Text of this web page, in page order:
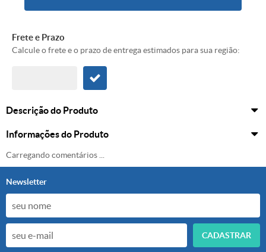
Frete e Prazo
Calcule o frete e o prazo de entrega estimados para sua região:
Descrição do Produto
Informações do Produto
Carregando comentários ...
Newsletter
CADASTRAR